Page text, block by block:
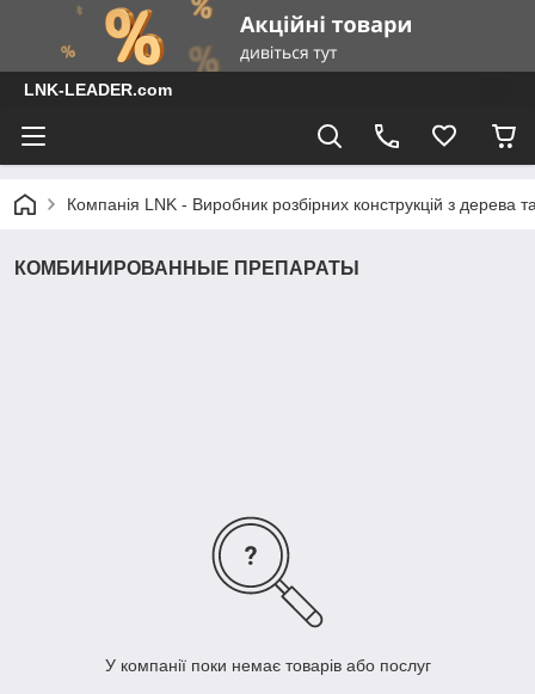
LNK-LEADER.com
Компанія LNK - Виробник розбірних конструкцій з дерева
КОМБИНИРОВАННЫЕ ПРЕПАРАТЫ
У компанії поки немає товарів або послуг